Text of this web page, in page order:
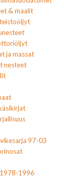
& maalit
ja massat
nesteet
97-03
1996